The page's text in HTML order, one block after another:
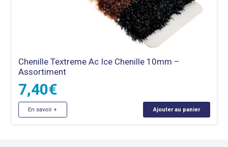
Chenille Textreme Ac Ice Chenille 10mm –
Assortiment
7,40€
En savoir + Ajouter au panier